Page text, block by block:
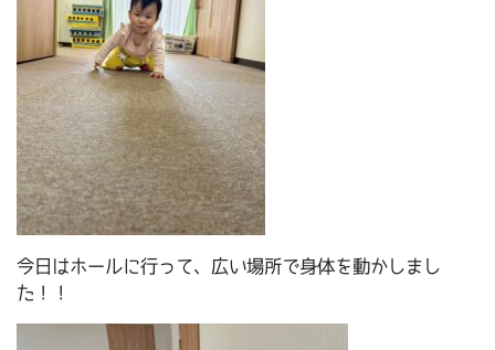
今日はホールに行って、広い場所で身体を動かしまし
た！！